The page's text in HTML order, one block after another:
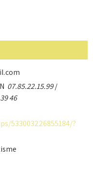
07.85.22.15.99/
46
533003226855184/?